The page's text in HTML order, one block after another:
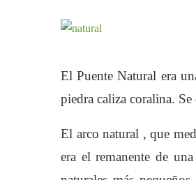
El Puente Natural era
piedra caliza coralina.
El arco natural , que
era el remanente de